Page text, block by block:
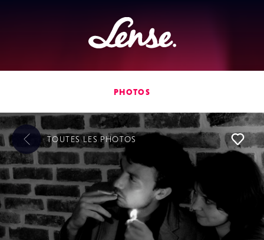
Lense
PHOTOS
TOUTES LES PHOTOS